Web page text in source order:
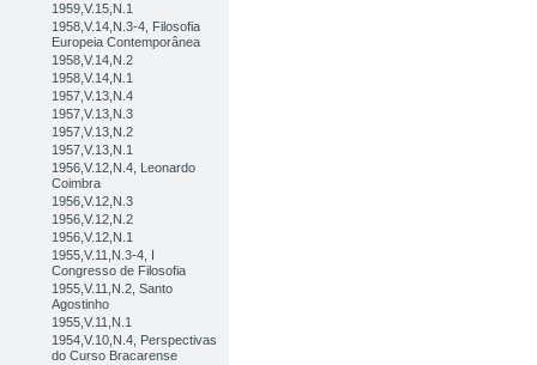
1959,V.15,N.1
1958,V.14,N.3-4, Filosofia
Europeia Contemporânea
1958,V.14,N.2
1958,V.14,N.1
1957,V.13,N.4
1957,V.13,N.3
1957,V.13,N.2
1957,V.13,N.1
1956,V.12,N.4, Leonardo
Coimbra
1956,V.12,N.3
1956,V.12,N.2
1956,V.12,N.1
1955,V.11,N.3-4, I
Congresso de Filosofia
1955,V.11,N.2, Santo
Agostinho
1955,V.11,N.1
1954,V.10,N.4, Perspectivas
do Curso Bracarense